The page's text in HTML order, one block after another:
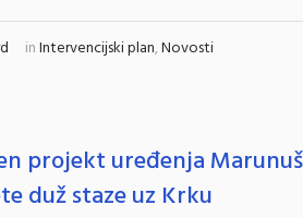
inIntervencijski plan,Novosti
projekt uređenja
duž staze uz Krku